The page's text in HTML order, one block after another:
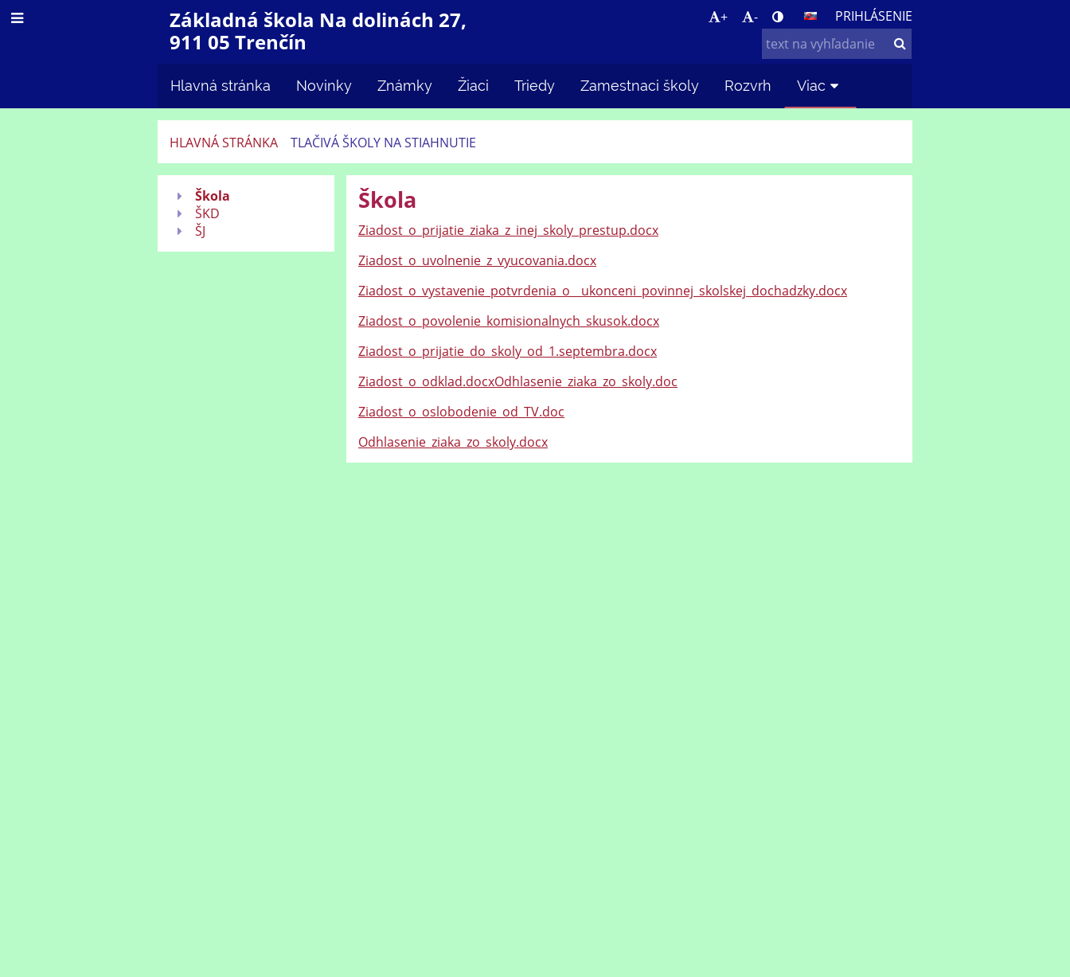
Základná škola Na dolinách 27,
911 05 Trenčín
+ - PRIHLÁSENIE
Hlavná stránka Novinky Známky Žiaci Triedy Zamestnaci školy Rozvrh Viac
HLAVNÁ STRÁNKA TLAČIVÁ ŠKOLY NA STIAHNUTIE
Tlačivá
školy
na
Škola
ŠKD
ŠJ
Škola
Ziadost_o_prijatie_ziaka_z_inej_skoly_prestup.docx
Ziadost_o_uvolnenie_z_vyucovania.docx
Ziadost_o_vystavenie_potvrdenia_o__ukonceni_povinnej_skolskej_dochadzky.docx
Ziadost_o_povolenie_komisionalnych_skusok.docx
Ziadost_o_prijatie_do_skoly_od_1.septembra.docx
Ziadost_o_odklad.docxOdhlasenie_ziaka_zo_skoly.doc
Ziadost_o_oslobodenie_od_TV.doc
Odhlasenie_ziaka_zo_skoly.docx